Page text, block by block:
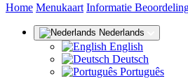
Home Menukaart Informatie (huidige)
Nederlands
English
Deutsch
Português